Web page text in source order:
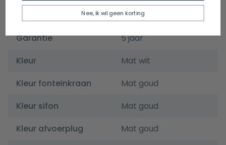
Guido Gusto
Garantie
5 jaar
Kleur
Mat wit
Kleur fonteinkraan
Mat goud
Kleur sifon
Mat goud
Kleur afvoerplug
Mat goud
Nee, ik wil geen korting